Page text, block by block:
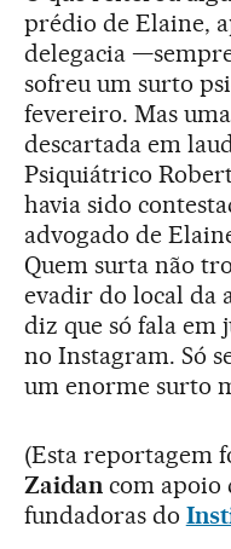
prédio de Elaine,
delegacia
sofreu um surto
fevereiro. Mas
descartada em
Psiquiátrico
havia sido
advogado de
Quem surta não
evadir do local da
diz que só fala em
no Instagram. Só
um enorme surto
(Esta reportagem
Zaidan com apoio
fundadoras do